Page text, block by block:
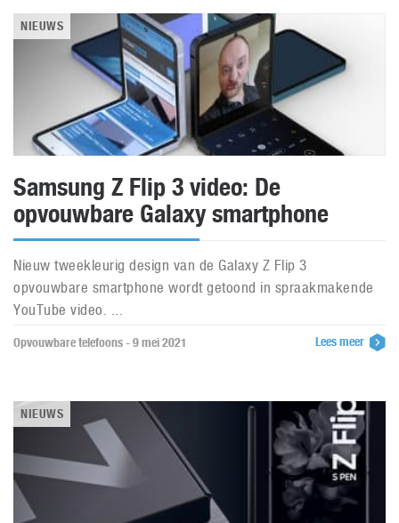
NIEUWS
Samsung Z Flip 3 video: De
opvouwbare Galaxy smartphone
Nieuw tweekleurig design van de Galaxy Z Flip 3
opvouwbare smartphone wordt getoond in spraakmakende
YouTube video. ...
Opvouwbare telefoons - 9 mei 2021 Lees meer
NIEUWS